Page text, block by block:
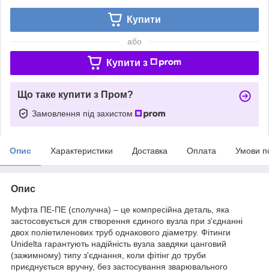
Купити
або
Купити з
Що таке купити з Пром?
Замовлення під захистом
Опис Характеристики Доставка Оплата Умови
Опис
Муфта ПЕ-ПЕ (сполучна) – це компресійна деталь, яка
застосовується для створення єдиного вузла при з'єднанні
двох поліетиленових труб однакового діаметру. Фітинги
Unidelta гарантують надійність вузла завдяки цанговий
(зажимному) типу з'єднання, коли фітінг до труби
приєднується вручну, без застосування зварювального